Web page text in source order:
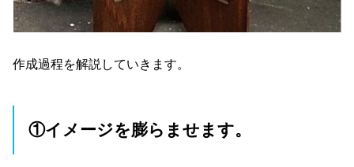
作成過程を解説していきます。
①イメージを膨らませます。